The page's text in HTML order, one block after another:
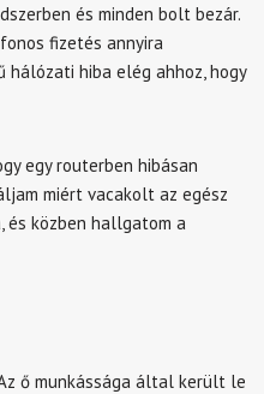
és minden bolt bezár.
fizetés annyira
hálózati hiba elég ahhoz, hogy
egy routerben hibásan
miért vacakolt az egész
és közben hallgatom a
ő munkássága által került le